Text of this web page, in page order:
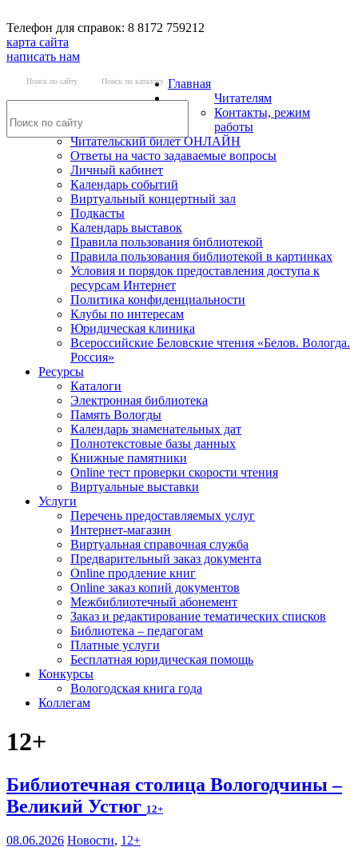
Телефон для справок: 8 8172 759212
карта сайта
написать нам
Поиск по сайту Поиск по каталогу Главная
Читателям
Контакты, режим
работы
Читательский билет ОНЛАЙН
Ответы на часто задаваемые вопросы
Личный кабинет
Календарь событий
Виртуальный концертный зал
Подкасты
Календарь выставок
Правила пользования библиотекой
Правила пользования библиотекой в картинках
Условия и порядок предоставления доступа к
ресурсам Интернет
Политика конфиденциальности
Клубы по интересам
Юридическая клиника
Всероссийские Беловские чтения «Белов. Вологда.
Россия»
Ресурсы
Каталоги
Электронная библиотека
Память Вологды
Календарь знаменательных дат
Полнотекстовые базы данных
Книжные памятники
Online тест проверки скорости чтения
Виртуальные выставки
Услуги
Перечень предоставляемых услуг
Интернет-магазин
Виртуальная справочная служба
Предварительный заказ документа
Online продление книг
Online заказ копий документов
Межбиблиотечный абонемент
Заказ и редактирование тематических списков
Библиотека – педагогам
Платные услуги
Бесплатная юридическая помощь
Конкурсы
Вологодская книга года
Коллегам
12+
Библиотечная столица Вологодчины –
Великий Устюг 12+
08.06.2026 Новости, 12+